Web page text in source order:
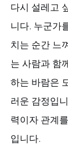
다시 설레고
니다. 누군가
치는 순간 느
는 사람과 함
하는 바람은
러운 감정입
력이자 관계
입니다.